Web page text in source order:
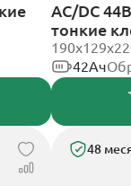
AC/DC
тонкие
42Ач
48